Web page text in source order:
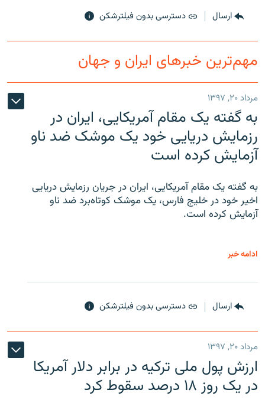
ارسال دسترسی بدون فیلترشکن
مهم‌ترین خبرهای ایران و جهان
مرداد ۲۰, ۱۳۹۷
به گفته یک مقام آمریکایی، ایران در
رزمایش دریایی خود یک موشک ضد ناو
آزمایش کرده است
به گفته یک مقام آمریکایی، ایران در جریان رزمایش دریایی
اخیر خود در خلیج فارس، یک موشک کوتاه‌برد ضد ناو
آزمایش کرده است.
ادامه خبر
ارسال دسترسی بدون فیلترشکن
مرداد ۲۰, ۱۳۹۷
ارزش پول ملی ترکیه در برابر دلار آمریکا
در یک روز ۱۸ درصد سقوط کرد